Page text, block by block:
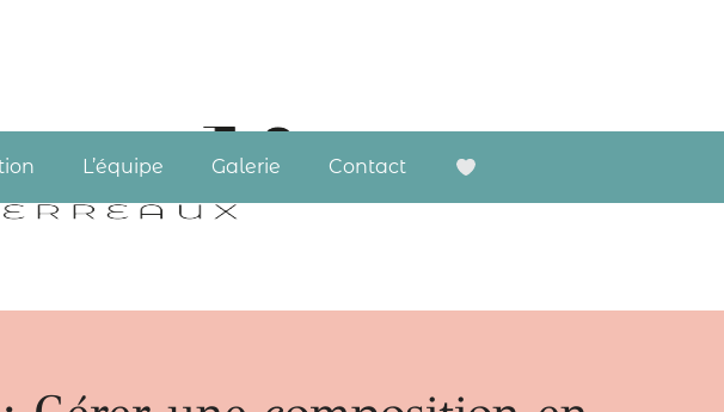
L’équipe Galerie Contact